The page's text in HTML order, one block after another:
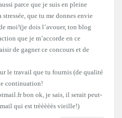
parce que je suis en pleine
que tu me donnes envie
moi!(je dois l’avouer, ton blog
que je m’accorde en ce
de gagner ce concours et de
le travail que tu fournis (de qualité
continuation!
bon ok, je sais, il serait peut-
qui est trèèèèès vieille!)